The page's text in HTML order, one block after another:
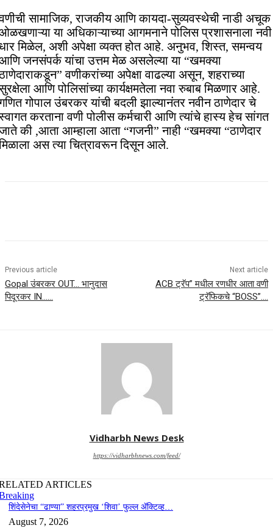
सामाजिक, राजकीय आणि कायदा-सुव्यवस्थेची नाडी अचूक
या अधिकाऱ्याच्या आगमनाने पोलिस प्रशासनाला नवी
मिळेल, अशी अपेक्षा व्यक्त होत आहे. अनुभव, शिस्त, समन्वय
जनसंपर्क यांचा उत्तम मेळ असलेल्या या “खमक्या
वणीकरांच्या अपेक्षा वाढल्या असून, शहराच्या
आणि पोलिसांच्या कार्यक्षमतेला नवा रुबाब मिळणार आहे.
गोपाल उंबरकर यांची बदली झाल्यानंतर नवीन ठाणेदार चे
करताना वणी पोलीस कर्मचारी आणि त्यांचे हास्य हेच सांगत
की ,आता आम्हाला आता “गजनी” नाही “खमक्या “ठाणेदार
अस त्या चित्रावरून दिसून आले.
Previous article
Gopal उंबरकर OUT… भानुदास
पिदूरकर IN……
Next article
ACB ट्रॅप” मधील रणधीर आता वणी
ट्रॅफिकचे “BOSS”….
Vidharbh News Desk
https://vidharbhnews.com/feed/
ARTICLES
शिंदेसेनेचा “ढाण्या” शहरप्रमुख ‘शिवा’ फुल्ल ॲक्टिव्ह…
August 7, 2026